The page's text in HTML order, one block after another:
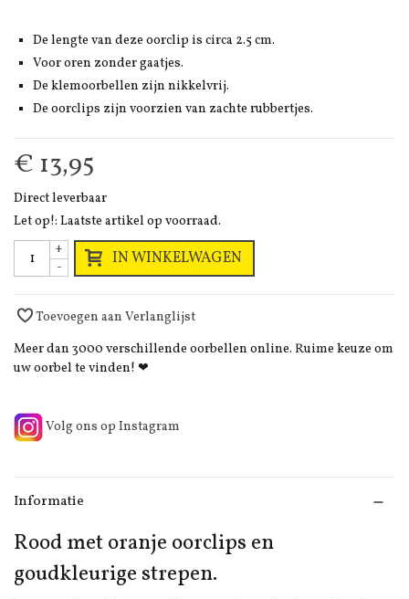
De lengte van deze oorclip is circa 2.5 cm.
Voor oren zonder gaatjes.
De klemoorbellen zijn nikkelvrij.
De oorclips zijn voorzien van zachte rubbertjes.
€ 13,95
Direct leverbaar
Let op!: Laatste artikel op voorraad.
-
+ IN WINKELWAGEN
Toevoegen aan Verlanglijst
Meer dan 3000 verschillende oorbellen online. Ruime keuze om
uw oorbel te vinden! ❤
Volg ons op Instagram
Informatie
Rood met oranje oorclips en
goudkleurige strepen.